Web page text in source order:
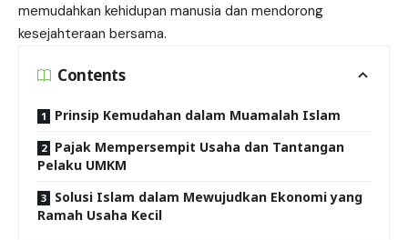
memudahkan kehidupan manusia dan mendorong
kesejahteraan bersama.
Contents
Prinsip Kemudahan dalam Muamalah Islam
Pajak Mempersempit Usaha dan Tantangan
Pelaku UMKM
Solusi Islam dalam Mewujudkan Ekonomi yang
Ramah Usaha Kecil